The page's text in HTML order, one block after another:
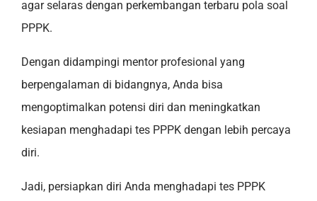
agar selaras dengan perkembangan terbaru pola soal
PPPK.
Dengan didampingi mentor profesional yang
berpengalaman di bidangnya, Anda bisa
mengoptimalkan potensi diri dan meningkatkan
kesiapan menghadapi tes PPPK dengan lebih percaya
diri.
Jadi, persiapkan diri Anda menghadapi tes PPPK